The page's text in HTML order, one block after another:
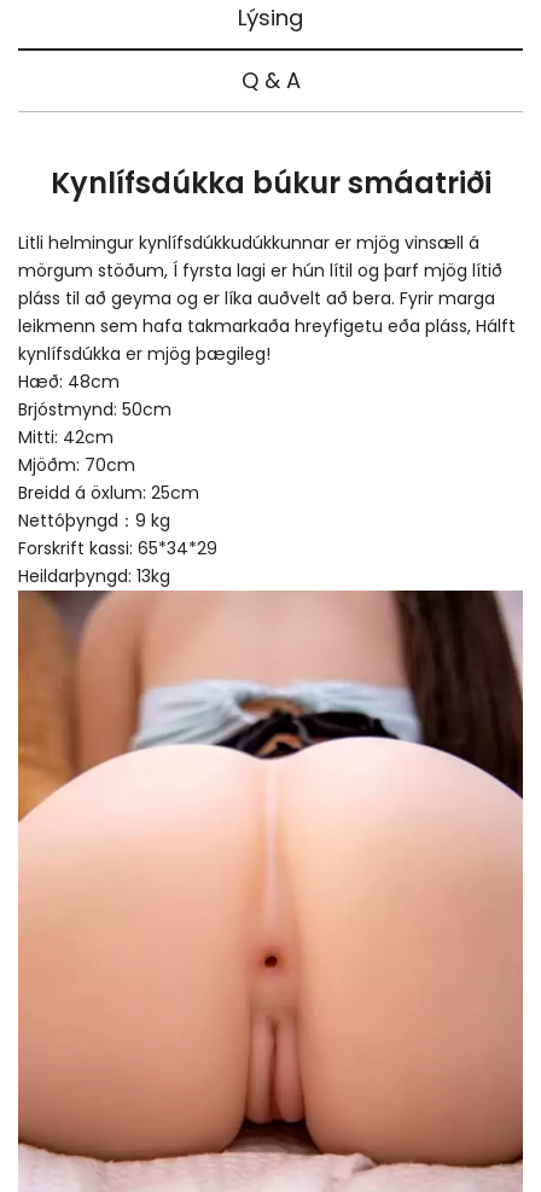
Lýsing
Q & A
Kynlífsdúkka búkur smáatriði
Litli helmingur kynlífsdúkkudúkkunnar er mjög vinsæll á
mörgum stöðum, Í fyrsta lagi er hún lítil og þarf mjög lítið
pláss til að geyma og er líka auðvelt að bera. Fyrir marga
leikmenn sem hafa takmarkaða hreyfigetu eða pláss, Hálft
kynlífsdúkka er mjög þægileg!
Hæð: 48cm
Brjóstmynd: 50cm
Mitti: 42cm
Mjöðm: 70cm
Breidd á öxlum: 25cm
Nettóþyngd：9 kg
Forskrift kassi: 65*34*29
Heildarþyngd: 13kg